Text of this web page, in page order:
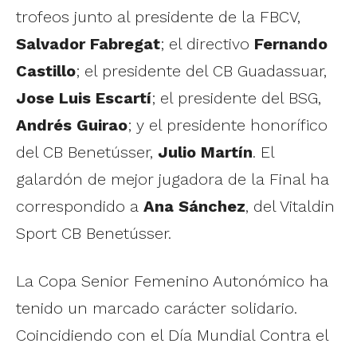
trofeos junto al presidente de la FBCV,
Salvador Fabregat; el directivo Fernando
Castillo; el presidente del CB Guadassuar,
Jose Luis Escartí; el presidente del BSG,
Andrés Guirao; y el presidente honorífico
del CB Benetússer, Julio Martín. El
galardón de mejor jugadora de la Final ha
correspondido a Ana Sánchez, del Vitaldin
Sport CB Benetússer.
La Copa Senior Femenino Autonómico ha
tenido un marcado carácter solidario.
Coincidiendo con el Día Mundial Contra el